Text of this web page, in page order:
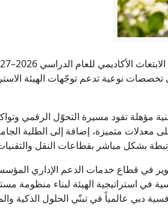
بإجراء تحقيق بشأن تسريب معلومات
في لبنان والضفة.. ترامب يتحدث عن
نوعية تدعم توجّهات الهيئة
مؤهلة تقود مسيرة التحوّل الرقمي
على معدلات متميزة، إضافة إلى الطلبة
بشكل مباشر بقطاعات النقل
في قطاع خدمات الدعم الإداري
عام 2009، أحد المرتكزات الأساسية في استراتيجية
دبي عالمياً في تبنّي الحلول الذكية